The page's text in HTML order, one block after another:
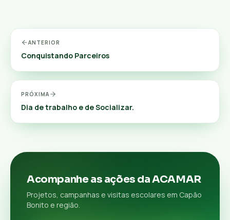
ANTERIOR
Conquistando Parceiros
PRÓXIMA
Dia de trabalho e de Socializar.
Acompanhe as ações da ACAMAR
Projetos, campanhas e visitas escolares em Capão
Bonito e região.